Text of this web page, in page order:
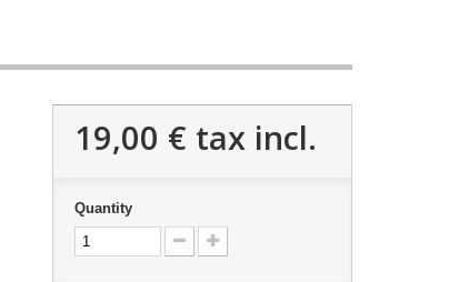
19,00 € tax incl.
Quantity